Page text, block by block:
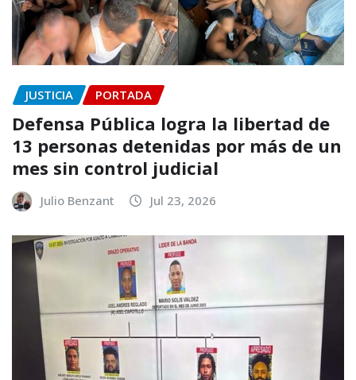
JUSTICIA PORTADA
Defensa Pública logra la libertad de
13 personas detenidas por más de un
mes sin control judicial
Julio Benzant Jul 23, 2026